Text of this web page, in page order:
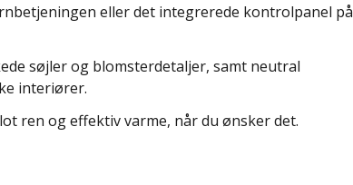
eller det integrerede kontrolpanel på
søjler og blomsterdetaljer, samt neutral
interiører.
ren og effektiv varme, når du ønsker det.